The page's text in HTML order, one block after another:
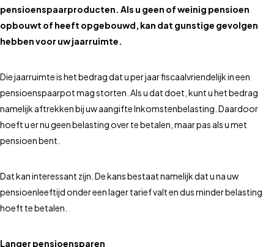
pensioenspaarproducten. Als u geen of weinig pensioen
opbouwt of heeft opgebouwd, kan dat gunstige gevolgen
hebben voor uw jaarruimte.
Die jaarruimte is het bedrag dat u per jaar fiscaalvriendelijk in een
pensioenspaarpot mag storten. Als u dat doet, kunt u het bedrag
namelijk aftrekken bij uw aangifte Inkomstenbelasting. Daardoor
hoeft u er nu geen belasting over te betalen, maar pas als u met
pensioen bent.
Dat kan interessant zijn. De kans bestaat namelijk dat u na uw
pensioenleeftijd onder een lager tarief valt en dus minder belasting
hoeft te betalen.
Langer pensioensparen